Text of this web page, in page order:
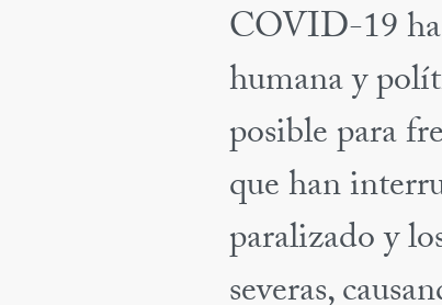
COVID-19 ha
humana y
posible para
que han
paralizado y